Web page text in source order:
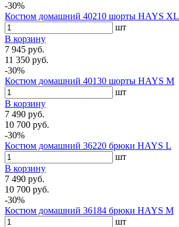
-30%
Костюм домашний 40210 шорты HAYS XL
шт
В корзину
7 945 руб.
11 350 руб.
-30%
Костюм домашний 40130 шорты HAYS M
шт
В корзину
7 490 руб.
10 700 руб.
-30%
Костюм домашний 36220 брюки HAYS L
шт
В корзину
7 490 руб.
10 700 руб.
-30%
Костюм домашний 36184 брюки HAYS M
шт